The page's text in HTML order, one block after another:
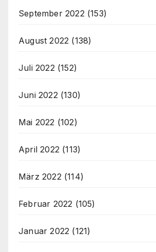
September 2022 (153)
August 2022 (138)
Juli 2022 (152)
Juni 2022 (130)
Mai 2022 (102)
April 2022 (113)
März 2022 (114)
Februar 2022 (105)
Januar 2022 (121)